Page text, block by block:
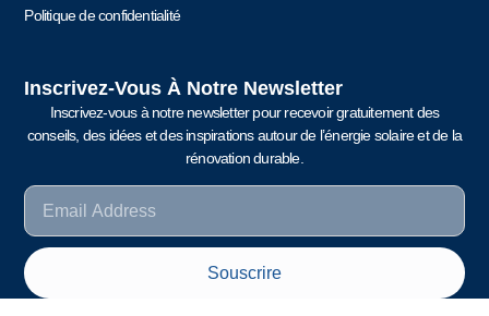
Politique de confidentialité
Inscrivez-Vous À Notre Newsletter
Inscrivez-vous à notre newsletter pour recevoir gratuitement des
conseils, des idées et des inspirations autour de l’énergie solaire et de la
rénovation durable.
Souscrire